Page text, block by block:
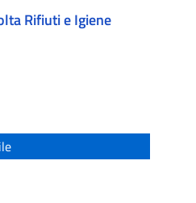
Rifiuti e Igiene